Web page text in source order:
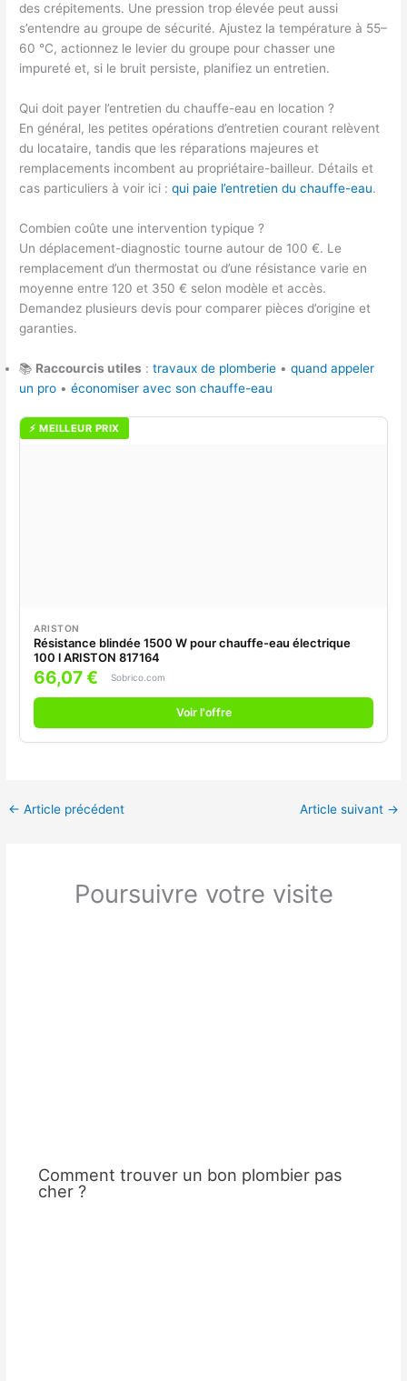
des crépitements. Une pression trop élevée peut aussi
s’entendre au groupe de sécurité. Ajustez la température à 55–
60 °C, actionnez le levier du groupe pour chasser une
impureté et, si le bruit persiste, planifiez un entretien.
Qui doit payer l’entretien du chauffe-eau en location ?
En général, les petites opérations d’entretien courant relèvent
du locataire, tandis que les réparations majeures et
remplacements incombent au propriétaire-bailleur. Détails et
cas particuliers à voir ici :qui paie l’entretien du chauffe-eau.
Combien coûte une intervention typique ?
Un déplacement-diagnostic tourne autour de 100 €. Le
remplacement d’un thermostat ou d’une résistance varie en
moyenne entre 120 et 350 € selon modèle et accès.
Demandez plusieurs devis pour comparer pièces d’origine et
garanties.
📚 Raccourcis utiles :travaux de plomberie •quand appeler
un pro •économiser avec son chauffe-eau
⚡ MEILLEUR PRIX
ARISTON
Résistance blindée 1500 W pour chauffe-eau électrique
100 l ARISTON 817164
66,07 € Sobrico.com
Voir l'offre
← Article précédent Article suivant →
Poursuivre votre visite
Comment trouver un bon plombier pas
cher ?